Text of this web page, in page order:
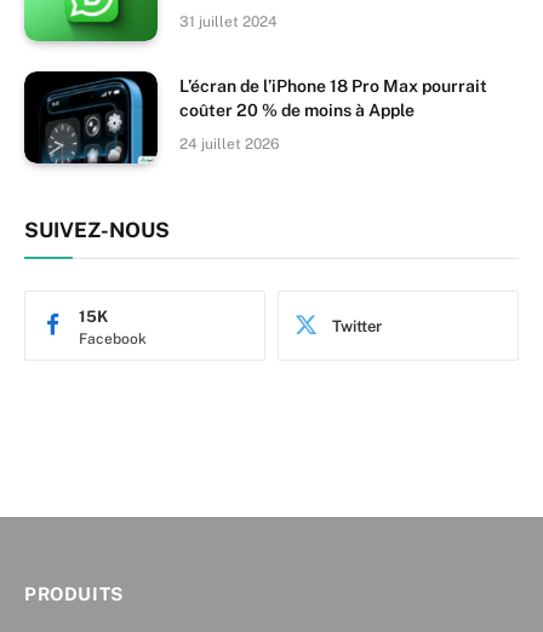
31 juillet 2024
L’écran de l’iPhone 18 Pro Max pourrait
coûter 20 % de moins à Apple
24 juillet 2026
SUIVEZ-NOUS
Facebook
15K Twitter
PRODUITS